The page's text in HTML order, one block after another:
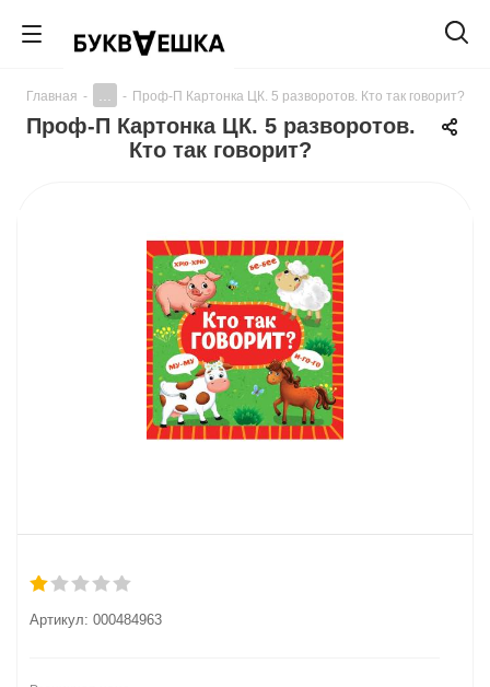
Главная - - Проф-П Картонка ЦК. 5 разворотов. Кто так говорит?
Проф-П Картонка ЦК. 5 разворотов.
Кто так говорит?
Артикул: 000484963